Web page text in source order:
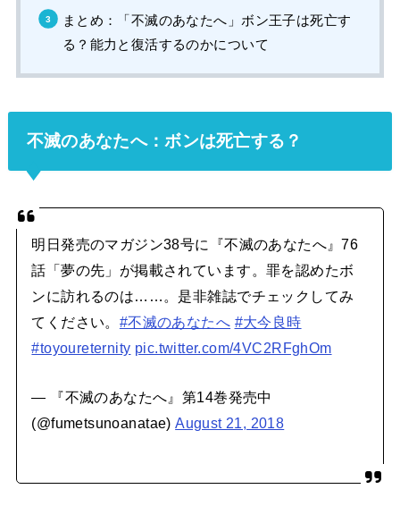
まとめ：「不滅のあなたへ」ボン王子は死亡す
る？能力と復活するのかについて
不滅のあなたへ：ボンは死亡する？
明日発売のマガジン38号に『不滅のあなたへ』76
話「夢の先」が掲載されています。罪を認めたボ
ンに訪れるのは……。是非雑誌でチェックしてみ
てください。 #不滅のあなたへ #大今良時
#toyoureternity pic.twitter.com/4VC2RFghOm
— 『不滅のあなたへ』第14巻発売中
(@fumetsunoanatae)August 21, 2018